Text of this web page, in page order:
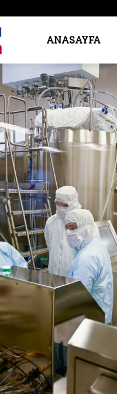
Amerika’da
Bugün
ANASAYFA